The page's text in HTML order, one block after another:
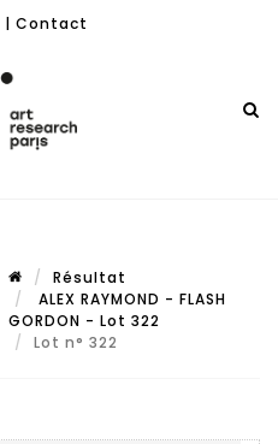
| Contact
Résultat
ALEX RAYMOND - FLASH
GORDON - Lot 322
Lot n° 322